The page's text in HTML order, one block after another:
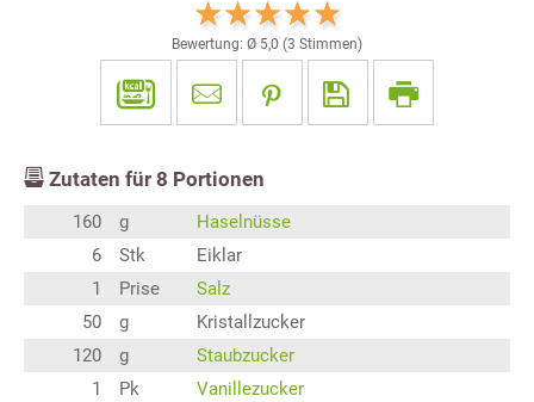
Bewertung: Ø 5,0 (3 Stimmen)
Zutaten für 8 Portionen
160 g
Haselnüsse
6
Stk
Eiklar
1
Prise
Salz
50
g
Kristallzucker
120
g
Staubzucker
1
Pk
Vanillezucker